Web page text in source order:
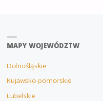
MAPY WOJEWÓDZTW
Dolnośląskie
Kujawsko-pomorskie
Lubelskie